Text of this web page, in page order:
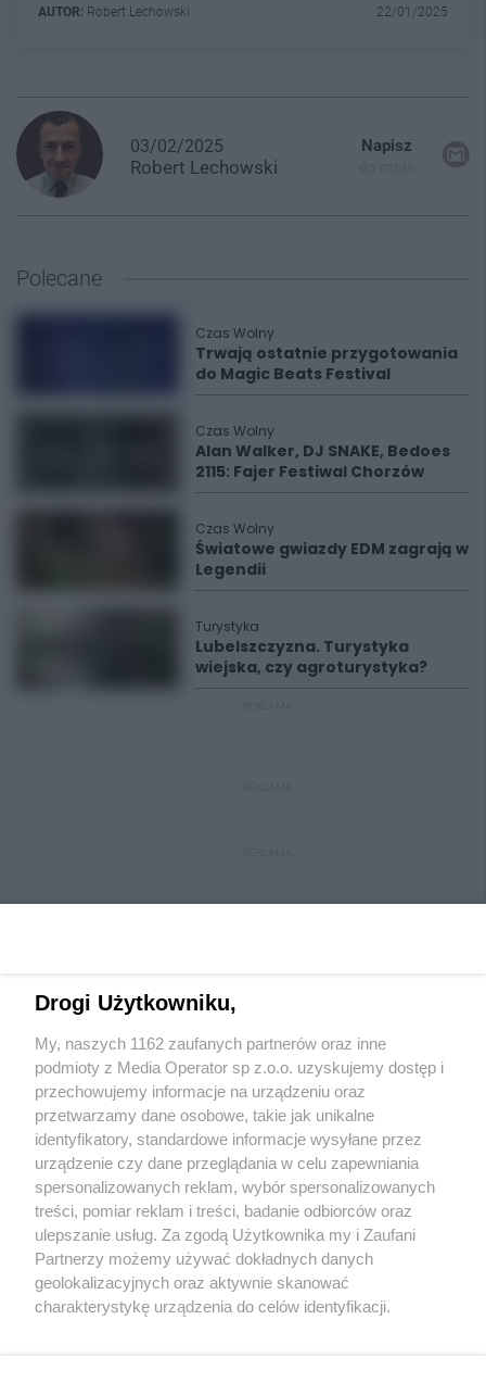
AUTOR: Robert Lechowski 22/01/2025
03/02/2025
Robert Lechowski
Napisz
Polecane
Czas Wolny
Trwają ostatnie przygotowania
do Magic Beats Festival
Czas Wolny
Alan Walker, DJ SNAKE, Bedoes
2115: Fajer Festiwal Chorzów
Czas Wolny
Światowe gwiazdy EDM zagrają w
Legendii
Turystyka
Lubelszczyzna. Turystyka
wiejska, czy agroturystyka?
Wydawca mediówlokalnych
Nie zapomnij
zapoznać się z:
polityką prywatności
Twojemiasto
Piekary Śląskie
Chorzów
Tarnowskie Góry
Skontakuj sięz nami
Kontakt
Redakcja
Newsletter
Drogi Użytkowniku,
My, naszych 1162 zaufanych partnerów oraz inne
podmioty z Media Operator sp z.o.o. uzyskujemy dostęp i
przechowujemy informacje na urządzeniu oraz
przetwarzamy dane osobowe, takie jak unikalne
identyfikatory, standardowe informacje wysyłane przez
urządzenie czy dane przeglądania w celu zapewniania
spersonalizowanych reklam, wybór spersonalizowanych
treści, pomiar reklam i treści, badanie odbiorców oraz
ulepszanie usług. Za zgodą Użytkownika my i Zaufani
Partnerzy możemy używać dokładnych danych
geolokalizacyjnych oraz aktywnie skanować
charakterystykę urządzenia do celów identyfikacji.